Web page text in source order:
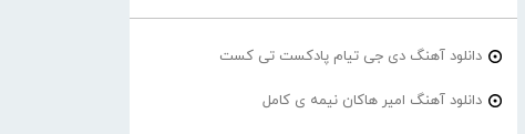
دانلود آهنگ دی جی تیام پادکست تی کست
دانلود آهنگ امیر هاکان نیمه ی کامل